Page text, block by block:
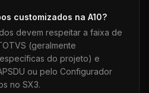
customizados na A10?
devem respeitar a faixa de
(geralmente
do projeto) e
ou pelo Configurador
no SX3.